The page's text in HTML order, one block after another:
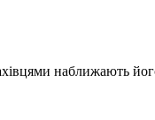
наближають